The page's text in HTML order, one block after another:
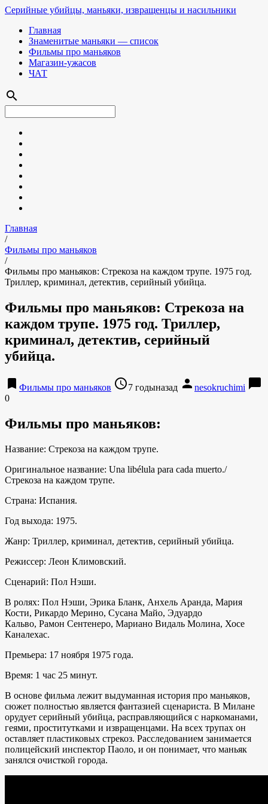
Серийные убийцы, маньяки, извращенцы и насильники
Главная
Знаменитые маньяки — список
Фильмы про маньяков
Магазин-ужасов
ЧАТ
search
Главная
/
Фильмы про маньяков
/
Фильмы про маньяков: Стрекоза на каждом трупе. 1975 год.
Триллер, криминал, детектив, серийный убийца.
Фильмы про маньяков: Стрекоза на
каждом трупе. 1975 год. Триллер,
криминал, детектив, серийный
убийца.
bookmark Фильмы про маньяков access_time7 годыназад person nesokruchimi chat_bubble
0
Фильмы про маньяков:
Название: Стрекоза на каждом трупе.
Оригинальное название: Una libélula para cada muerto./
Стрекоза на каждом трупе.
Страна: Испания.
Год выхода: 1975.
Жанр: Триллер, криминал, детектив, серийный убийца.
Режиссер: Леон Климовский.
Сценарий: Пол Нэши.
В ролях: Пол Нэши, Эрика Бланк, Анхель Аранда, Мария
Кости, Рикардо Мерино, Сусана Майо, Эдуардо
Кальво, Рамон Сентенеро, Мариано Видаль Молина, Хосе
Каналехас.
Премьера: 17 ноября 1975 года.
Время: 1 час 25 минут.
В основе фильма лежит выдуманная история про маньяков,
сюжет полностью является фантазией сценариста. В Милане
орудует серийный убийца, расправляющийся с наркоманами,
геями, проститутками и извращенцами. На всех трупах он
оставляет пластиковых стрекоз. Расследованием занимается
полицейский инспектор Паоло, и он понимает, что маньяк
занялся очисткой города.